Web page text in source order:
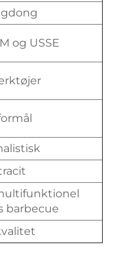
og USSE
barbecue